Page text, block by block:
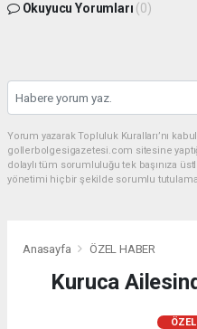
Okuyucu Yorumları (0)
Yorum yazarak Topluluk Kuralları’nı
gollerbolgesigazetesi.com sitesine
dolaylı tüm sorumluluğu tek başınıza
yönetimi hiçbir şekilde sorumlu
Anasayfa ÖZEL HABER
Kuruca